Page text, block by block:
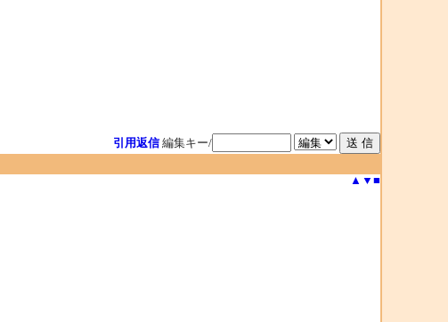
引用返信 編集キー/
▲ ▼ ■